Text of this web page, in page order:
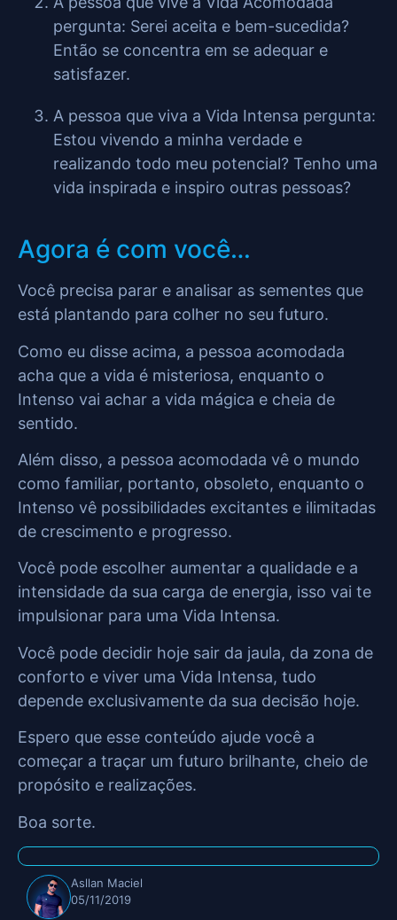
pergunta: Serei aceita e bem-sucedida?
Então se concentra em se adequar e
satisfazer.
A pessoa que viva a Vida Intensa pergunta:
Estou vivendo a minha verdade e
realizando todo meu potencial? Tenho uma
vida inspirada e inspiro outras pessoas?
Agora é com você…
Você precisa parar e analisar as sementes que
está plantando para colher no seu futuro.
Como eu disse acima, a pessoa acomodada
acha que a vida é misteriosa, enquanto o
Intenso vai achar a vida mágica e cheia de
sentido.
Além disso, a pessoa acomodada vê o mundo
como familiar, portanto, obsoleto, enquanto o
Intenso vê possibilidades excitantes e ilimitadas
de crescimento e progresso.
Você pode escolher aumentar a qualidade e a
intensidade da sua carga de energia, isso vai te
impulsionar para uma Vida Intensa.
Você pode decidir hoje sair da jaula, da zona de
conforto e viver uma Vida Intensa, tudo
depende exclusivamente da sua decisão hoje.
Espero que esse conteúdo ajude você a
começar a traçar um futuro brilhante, cheio de
propósito e realizações.
Boa sorte.
Asllan Maciel
05/11/2019